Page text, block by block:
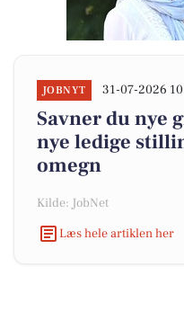
JOBNYT 31-07-2026
Savner du nye
nye ledige
omegn
Kilde: JobNet
Læs hele artiklen her